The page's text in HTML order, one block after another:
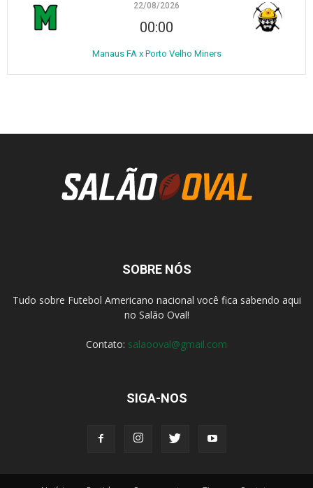
22/08/2026
00:00
Manaus FA x Porto Velho Miners
SOBRE NÓS
Tudo sobre Futebol Americano nacional você fica sabendo aqui
no Salão Oval!
Contato: salaooval@gmail.com
SIGA-NOS